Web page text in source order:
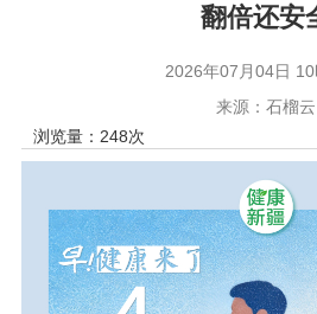
翻倍还安
2026年07月04日
来源：石榴云
浏览量： 248次